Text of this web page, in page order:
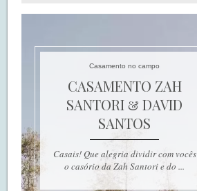
Casamento no campo
CASAMENTO ZAH
SANTORI & DAVID
SANTOS
Casais! Que alegria dividir com vocês
o casório da Zah Santori e do ...